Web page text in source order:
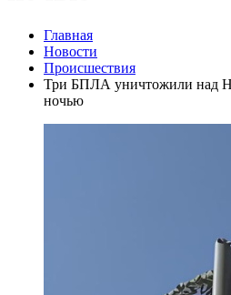
Главная
Новости
Происшествия
Три БПЛА уничтожили над
ночью